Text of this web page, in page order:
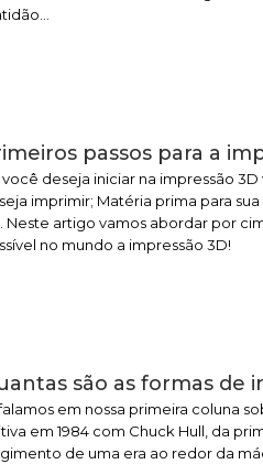
passos para a
você deseja iniciar na impressão
imprimir; Matéria prima para
Neste artigo vamos abordar por
no mundo a impressão 3D!
são as formas de
em nossa primeira coluna
em 1984 com Chuck Hull, da
de uma era ao redor da